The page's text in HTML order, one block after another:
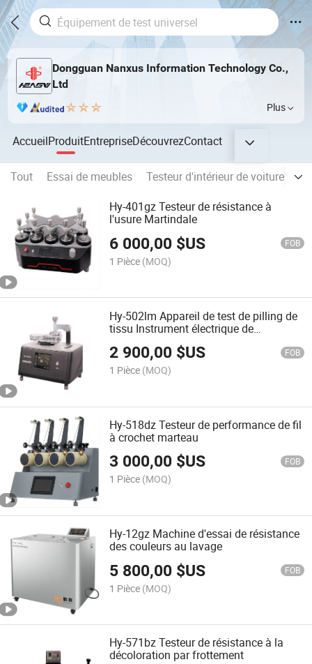
Dongguan Nanxus Information Technology Co.,
Ltd
Plus
AccueilProduitEntrepriseDécouvrezContact
Tout Essai de meubles Testeur d'intérieur de voiture
Hy-401gz Testeur de résistance à
l'usure Martindale
6 000,00 $US FOB
1 Pièce (MOQ)
Hy-502lm Appareil de test de pilling de
tissu Instrument électrique de
résistance au pilling
2 900,00 $US FOB
1 Pièce (MOQ)
Hy-518dz Testeur de performance de fil
à crochet marteau
3 000,00 $US FOB
1 Pièce (MOQ)
Hy-12gz Machine d'essai de résistance
des couleurs au lavage
5 800,00 $US FOB
1 Pièce (MOQ)
Hy-571bz Testeur de résistance à la
décoloration par frottement